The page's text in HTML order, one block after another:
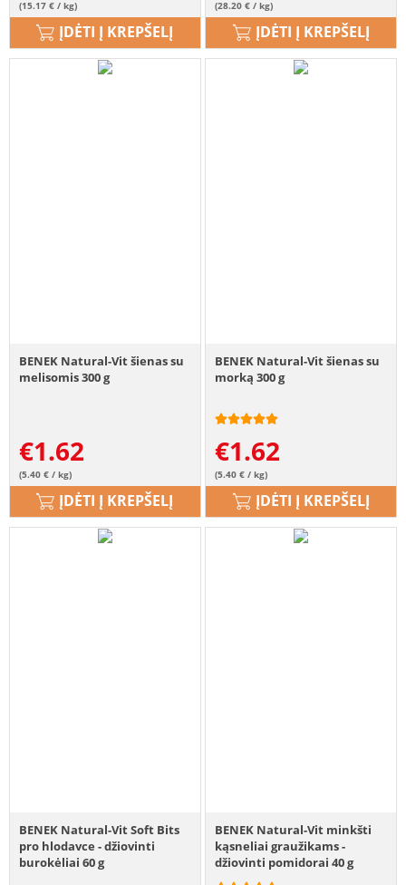
(15.17 € / kg)
ĮDĖTI Į KREPŠELĮ
(28.20 € / kg)
ĮDĖTI Į KREPŠELĮ
BENEK Natural-Vit šienas su
melisomis 300 g
€1.62
(5.40 € / kg)
ĮDĖTI Į KREPŠELĮ
BENEK Natural-Vit šienas su
morką 300 g
€1.62
(5.40 € / kg)
ĮDĖTI Į KREPŠELĮ
BENEK Natural-Vit Soft Bits
pro hlodavce - džiovinti
burokėliai 60 g
BENEK Natural-Vit minkšti
kąsneliai graužikams -
džiovinti pomidorai 40 g